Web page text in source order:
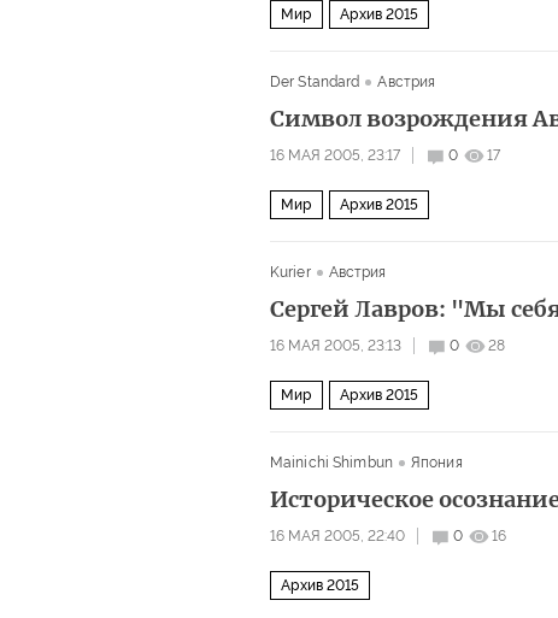
Мир Архив 2015
Der Standard Австрия
Символ возрождения
16 МАЯ 2005, 23:17 0 17
Мир Архив 2015
Kurier Австрия
Сергей Лавров: "Мы
16 МАЯ 2005, 23:13 0 28
Мир Архив 2015
Mainichi Shimbun Япония
Историческое
16 МАЯ 2005, 22:40 0 16
Архив 2015